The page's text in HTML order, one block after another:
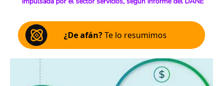
¿De afán?Te lo resumimos